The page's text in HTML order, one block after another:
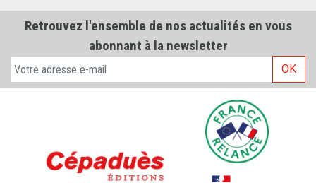
Retrouvez l'ensemble de nos actualités en vous
abonnant à la newsletter
OK